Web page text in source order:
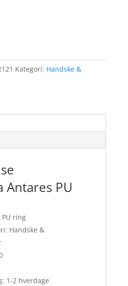
Kategori: Handske &
Antares PU
ring
Handske &
1-2 hverdage